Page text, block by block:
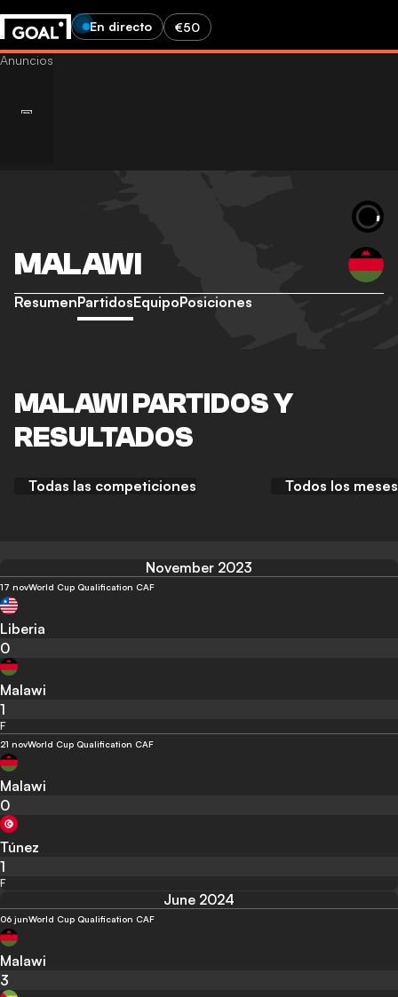
En directo €50
MALAWI
ResumenPartidosEquipoPosiciones
MALAWI PARTIDOS Y
RESULTADOS
Todas las competiciones Todos los meses
November 2023
17 novWorld Cup Qualification CAF
Liberia
0
Malawi
1
F
21 novWorld Cup Qualification CAF
Malawi
0
Túnez
1
F
June 2024
06 junWorld Cup Qualification CAF
Malawi
3